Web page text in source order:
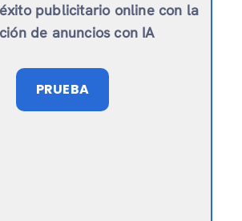
publicitario online con la
de anuncios con IA
PRUEBA